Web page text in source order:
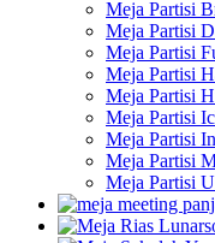
Meja Partisi
Meja Partisi
Meja Partisi
Meja Partisi
Meja Partisi
Meja Partisi
Meja Partisi
Meja Partisi
Meja Partisi